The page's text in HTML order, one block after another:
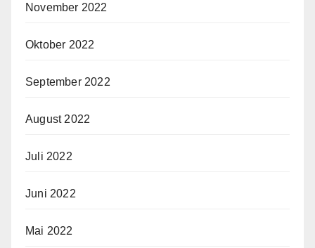
November 2022
Oktober 2022
September 2022
August 2022
Juli 2022
Juni 2022
Mai 2022